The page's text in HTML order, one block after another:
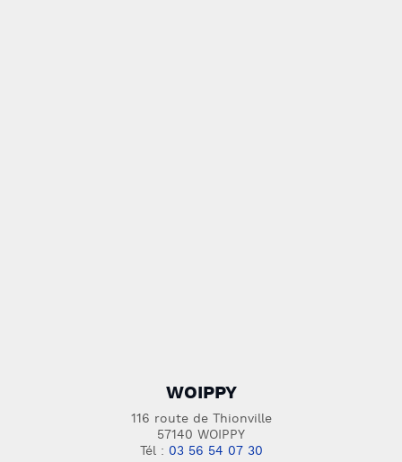
WOIPPY
116 route de Thionville
57140 WOIPPY
Tél : 03 56 54 07 30